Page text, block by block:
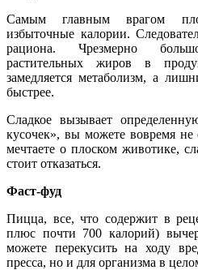
Самым главным врагом
избыточные калории.
рациона. Чрезмерно
растительных жиров в
замедляется метаболизм, а
быстрее.
Сладкое вызывает
кусочек», вы можете вовремя не
мечтаете о плоском животике,
стоит отказаться.
Фаст-фуд
Пицца, все, что содержит в
плюс почти 700 калорий)
можете перекусить на ходу
пресса, но и для организма в